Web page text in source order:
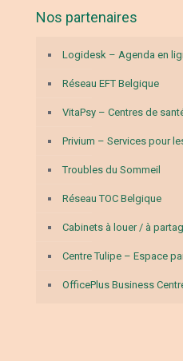
Nos partenaires
Logidesk – Agenda en
Réseau EFT Belgique
VitaPsy – Centres de
Privium – Services pour
Troubles du Sommeil
Réseau TOC Belgique
Cabinets à louer / à
Centre Tulipe – Espace
OfficePlus Business